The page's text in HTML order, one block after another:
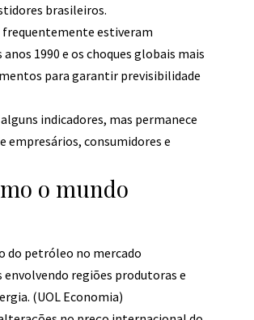
brasileiros.
estiveram
1990 e os choques globais mais
para garantir previsibilidade
indicadores, mas permanece
empresários, consumidores e
o mundo
do petróleo no mercado
regiões produtoras e
(UOL Economia)